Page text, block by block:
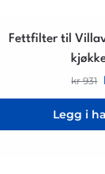
Fettfilter til
kr931
Legg i